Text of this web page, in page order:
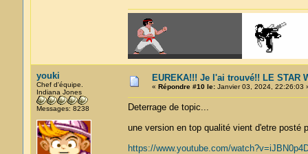
youki
Chef d'équipe.
Indiana Jones
Messages: 8238
EUREKA!!! Je l'ai trouvé!! LE STAR
« Répondre #10 le:Janvier 03, 2024, 22:26:03
Deterrage de topic...
une version en top qualité vient d'etre posté
https://www.youtube.com/